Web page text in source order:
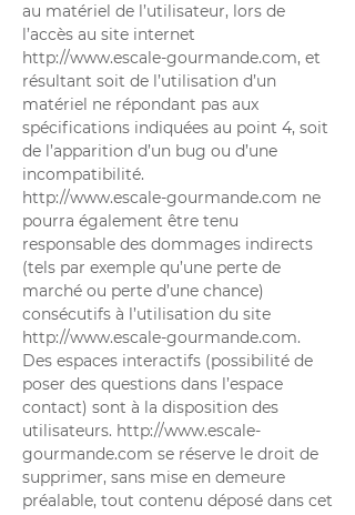
au matériel de l’utilisateur, lors de
l’accès au site internet
http://www.escale-gourmande.com, et
résultant soit de l’utilisation d’un
matériel ne répondant pas aux
spécifications indiquées au point 4, soit
de l’apparition d’un bug ou d’une
incompatibilité.
http://www.escale-gourmande.com ne
pourra également être tenu
responsable des dommages indirects
(tels par exemple qu’une perte de
marché ou perte d’une chance)
consécutifs à l’utilisation du site
http://www.escale-gourmande.com.
Des espaces interactifs (possibilité de
poser des questions dans l’espace
contact) sont à la disposition des
utilisateurs. http://www.escale-
gourmande.com se réserve le droit de
supprimer, sans mise en demeure
préalable, tout contenu déposé dans cet